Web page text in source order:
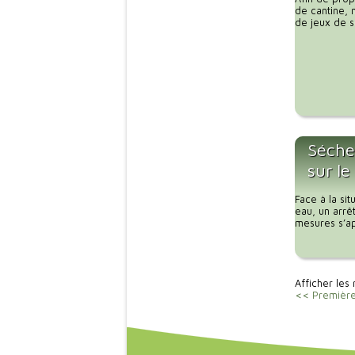
de cantine,
de jeux de
sur
Face à la
eau, un
mesures
Afficher les
<< Première